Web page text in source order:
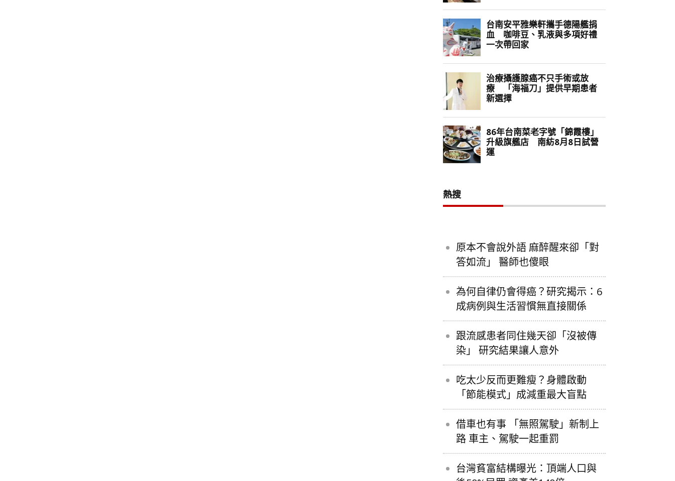
熱搜
原本不會說外語 麻醉醒來卻「對
答如流」 醫師也傻眼
為何自律仍會得癌？研究揭示：6
成病例與生活習慣無直接關係
跟流感患者同住幾天卻「沒被傳
染」 研究結果讓人意外
吃太少反而更難瘦？身體啟動
「節能模式」成減重最大盲點
借車也有事 「無照駕駛」新制上
路 車主、駕駛一起重罰
台灣貧富結構曝光：頂端人口與